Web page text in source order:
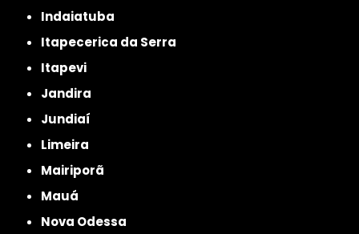
Indaiatuba
Itapecerica da Serra
Itapevi
Jandira
Jundiaí
Limeira
Mairiporã
Mauá
Nova Odessa